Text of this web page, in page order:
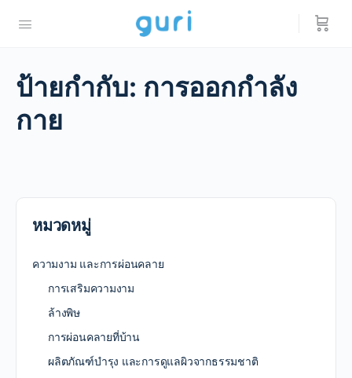
ป้ายกำกับ: การออกกำลัง
กาย
หมวดหมู่
ความงาม และการผ่อนคลาย
การเสริมความงาม
ล้างพิษ
การผ่อนคลายที่บ้าน
ผลิตภัณฑ์บำรุง และการดูแลผิวจากธรรมชาติ